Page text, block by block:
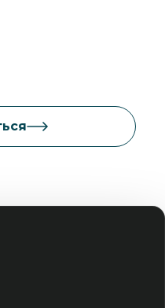
я даю согласие